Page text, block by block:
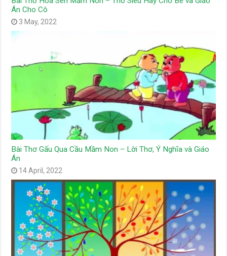
Án Cho Cô
3 May, 2022
Bài Thơ Gấu Qua Cầu Mầm Non – Lời Thơ, Ý Nghĩa và Giáo
Án
14 April, 2022